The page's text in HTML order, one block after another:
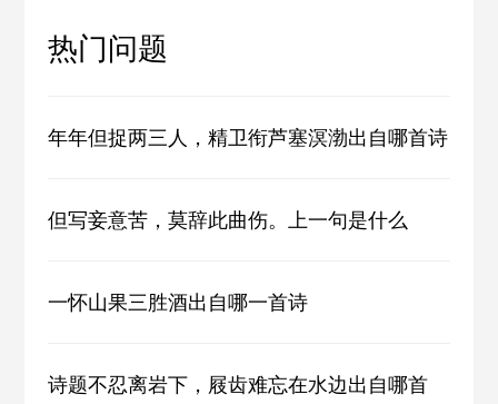
热门问题
年年但捉两三人，精卫衔芦塞溟渤出自哪首诗
但写妾意苦，莫辞此曲伤。上一句是什么
一怀山果三胜酒出自哪一首诗
诗题不忍离岩下，屐齿难忘在水边出自哪首